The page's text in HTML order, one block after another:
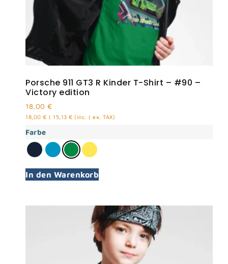
Porsche 911 GT3 R Kinder T-Shirt – #90 –
Victory edition
18,00 €
18,00 € | 15,13 € (inc. | ex. TAX)
Farbe
In den Warenkorb